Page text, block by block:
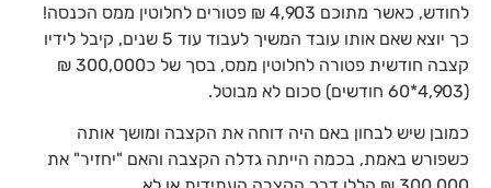
לחודש, כאשר מתוכם 4,903 ₪ פטורים לחלוטין ממס הכנסה!
כך יוצא שאם אותו עובד המשיך לעבוד עוד 5 שנים, קיבל לידיו
קצבה חודשית פטורה לחלוטין ממס, בסך של כ300,000 ₪
(4,903*60 חודשים) סכום לא מבוטל.
כמובן שיש לבחון באם היה דוחה את הקצבה ומושך אותה
כשפורש באמת, בכמה הייתה גדלה הקצבה והאם "יחזיר" את